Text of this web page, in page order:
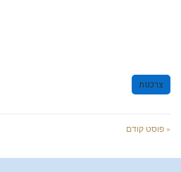
צרכנות
« פוסט קודם